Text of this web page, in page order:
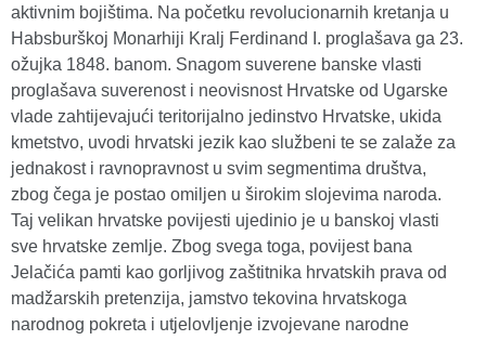
aktivnim bojištima. Na početku revolucionarnih kretanja u
Habsburškoj Monarhiji Kralj Ferdinand I. proglašava ga 23.
ožujka 1848. banom. Snagom suverene banske vlasti
proglašava suverenost i neovisnost Hrvatske od Ugarske
vlade zahtijevajući teritorijalno jedinstvo Hrvatske, ukida
kmetstvo, uvodi hrvatski jezik kao službeni te se zalaže za
jednakost i ravnopravnost u svim segmentima društva,
zbog čega je postao omiljen u širokim slojevima naroda.
Taj velikan hrvatske povijesti ujedinio je u banskoj vlasti
sve hrvatske zemlje. Zbog svega toga, povijest bana
Jelačića pamti kao gorljivog zaštitnika hrvatskih prava od
madžarskih pretenzija, jamstvo tekovina hrvatskoga
narodnog pokreta i utjelovljenje izvojevane narodne